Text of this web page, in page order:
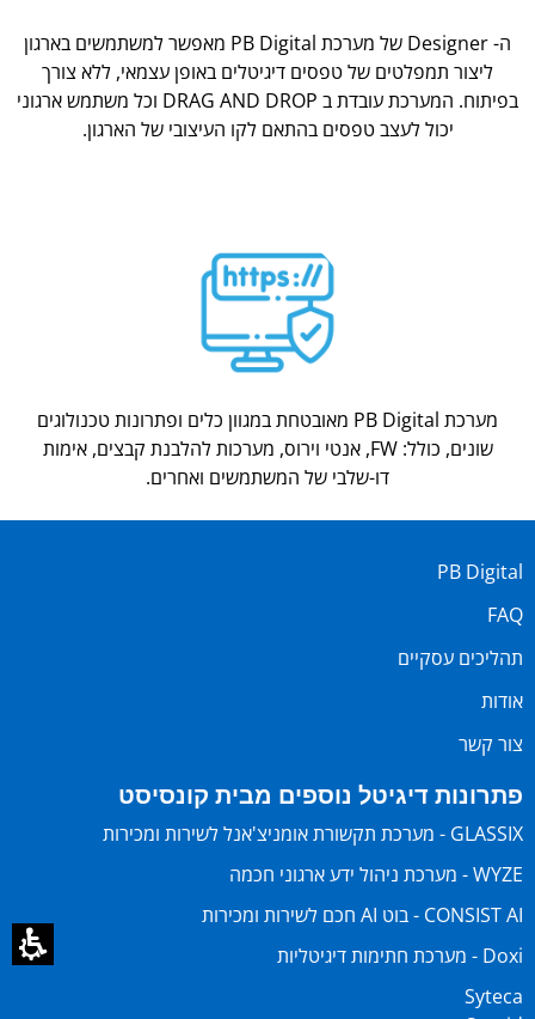
ה- Designer של מערכת PB Digital מאפשר למשתמשים בארגון
ליצור תמפלטים של טפסים דיגיטלים באופן עצמאי, ללא צורך
בפיתוח. המערכת עובדת ב DRAG AND DROP וכל משתמש ארגוני
יכול לעצב טפסים בהתאם לקו העיצובי של הארגון.
מערכת PB Digital מאובטחת במגוון כלים ופתרונות טכנולוגים
שונים, כולל: FW, אנטי וירוס, מערכות להלבנת קבצים, אימות
דו-שלבי של המשתמשים ואחרים.
PB Digital
FAQ
תהליכים עסקיים
אודות
צור קשר
פתרונות דיגיטל נוספים מבית קונסיסט
GLASSIX - מערכת תקשורת אומניצ'אנל לשירות ומכירות
WYZE - מערכת ניהול ידע ארגוני חכמה
CONSIST AI - בוט AI חכם לשירות ומכירות
Doxi - מערכת חתימות דיגיטליות
Syteca